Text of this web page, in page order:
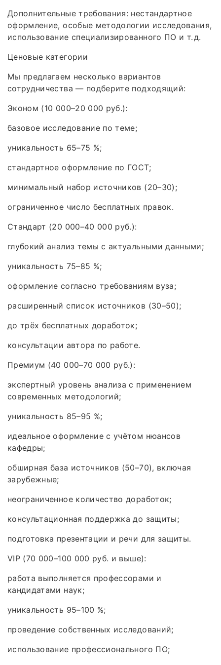
Дополнительные требования: нестандартное
оформление, особые методологии исследования,
использование специализированного ПО и т. д.
Ценовые категории
Мы предлагаем несколько вариантов
сотрудничества — подберите подходящий:
Эконом (10 000–20 000 руб.):
базовое исследование по теме;
уникальность 65–75 %;
стандартное оформление по ГОСТ;
минимальный набор источников (20–30);
ограниченное число бесплатных правок.
Стандарт (20 000–40 000 руб.):
глубокий анализ темы с актуальными данными;
уникальность 75–85 %;
оформление согласно требованиям вуза;
расширенный список источников (30–50);
до трёх бесплатных доработок;
консультации автора по работе.
Премиум (40 000–70 000 руб.):
экспертный уровень анализа с применением
современных методологий;
уникальность 85–95 %;
идеальное оформление с учётом нюансов
кафедры;
обширная база источников (50–70), включая
зарубежные;
неограниченное количество доработок;
консультационная поддержка до защиты;
подготовка презентации и речи для защиты.
VIP (70 000–100 000 руб. и выше):
работа выполняется профессорами и
кандидатами наук;
уникальность 95–100 %;
проведение собственных исследований;
использование профессионального ПО;